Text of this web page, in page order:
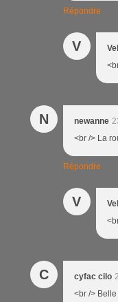
Répondre
V
N newanne
<br /> La
Répondre
V
C cyfac cilo
<br />